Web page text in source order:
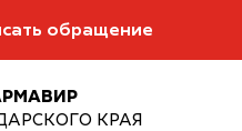
обращение
КРАЯ